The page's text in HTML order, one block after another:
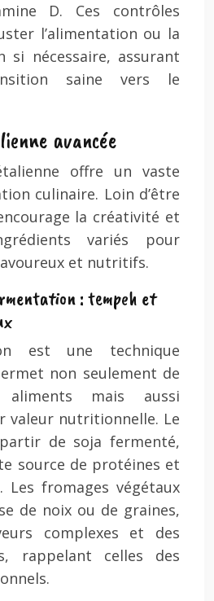
D. Ces contrôles
l’alimentation ou la
si nécessaire, assurant
saine vers le
avancée
offre un vaste
culinaire. Loin d’être
la créativité et
variés pour
et nutritifs.
: tempeh et
est une technique
non seulement de
aliments mais aussi
valeur nutritionnelle. Le
de soja fermenté,
source de protéines et
Les fromages végétaux
de noix ou de graines,
complexes et des
rappelant celles des